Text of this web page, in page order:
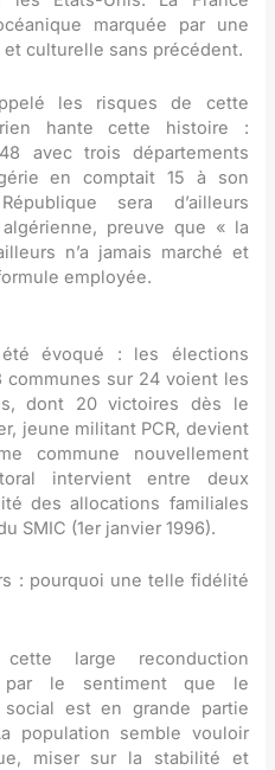
marquée par une
culturelle sans précédent.
les risques de cette
hante cette histoire :
avec trois départements
en comptait 15 à son
sera d’ailleurs
preuve que « la
n’a jamais marché et
employée.
évoqué : les élections
communes sur 24 voient les
dont 20 victoires dès le
jeune militant PCR, devient
commune nouvellement
intervient entre deux
des allocations familiales
SMIC (1er janvier 1996).
: pourquoi une telle fidélité
large reconduction
par le sentiment que le
est en grande partie
population semble vouloir
miser sur la stabilité et